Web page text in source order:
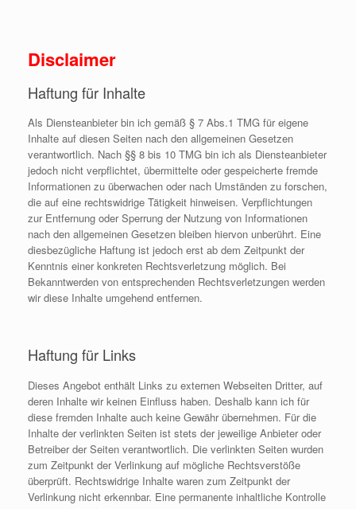
Disclaimer
Haftung für Inhalte
Als Diensteanbieter bin ich gemäß § 7 Abs.1 TMG für eigene
Inhalte auf diesen Seiten nach den allgemeinen Gesetzen
verantwortlich. Nach §§ 8 bis 10 TMG bin ich als Diensteanbieter
jedoch nicht verpflichtet, übermittelte oder gespeicherte fremde
Informationen zu überwachen oder nach Umständen zu forschen,
die auf eine rechtswidrige Tätigkeit hinweisen. Verpflichtungen
zur Entfernung oder Sperrung der Nutzung von Informationen
nach den allgemeinen Gesetzen bleiben hiervon unberührt. Eine
diesbezügliche Haftung ist jedoch erst ab dem Zeitpunkt der
Kenntnis einer konkreten Rechtsverletzung möglich. Bei
Bekanntwerden von entsprechenden Rechtsverletzungen werden
wir diese Inhalte umgehend entfernen.
Haftung für Links
Dieses Angebot enthält Links zu externen Webseiten Dritter, auf
deren Inhalte wir keinen Einfluss haben. Deshalb kann ich für
diese fremden Inhalte auch keine Gewähr übernehmen. Für die
Inhalte der verlinkten Seiten ist stets der jeweilige Anbieter oder
Betreiber der Seiten verantwortlich. Die verlinkten Seiten wurden
zum Zeitpunkt der Verlinkung auf mögliche Rechtsverstöße
überprüft. Rechtswidrige Inhalte waren zum Zeitpunkt der
Verlinkung nicht erkennbar. Eine permanente inhaltliche Kontrolle